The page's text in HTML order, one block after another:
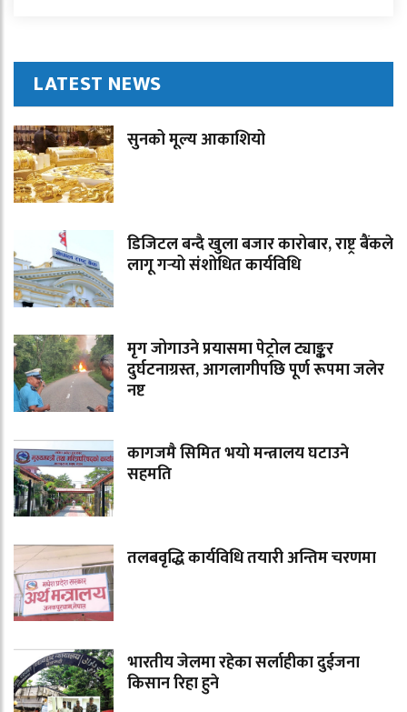
LATEST NEWS
सुनको मूल्य आकाशियो
डिजिटल बन्दै खुला बजार कारोबार, राष्ट्र बैंकले
लागू गर्‍यो संशोधित कार्यविधि
मृग जोगाउने प्रयासमा पेट्रोल ट्याङ्कर
दुर्घटनाग्रस्त, आगलागीपछि पूर्ण रूपमा जलेर
नष्ट
कागजमै सिमित भयो मन्त्रालय घटाउने
सहमति
तलबवृद्धि कार्यविधि तयारी अन्तिम चरणमा
भारतीय जेलमा रहेका सर्लाहीका दुईजना
किसान रिहा हुने